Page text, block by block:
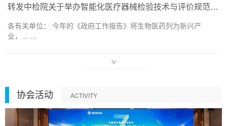
转发中检院关于举办智能化医疗器械检验技术与评价规范培训班的通知
各有关单位： 今年的《政府工作报告》将生物医药列为新兴产
业，... …
协会活动 ACTIVITY